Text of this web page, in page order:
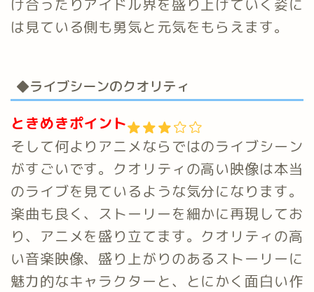
け合ったりアイドル界を盛り上げていく姿に
は見ている側も勇気と元気をもらえます。
◆ライブシーンのクオリティ
ときめきポイント
そして何よりアニメならではのライブシーン
がすごいです。クオリティの高い映像は本当
のライブを見ているような気分になります。
楽曲も良く、ストーリーを細かに再現してお
り、アニメを盛り立てます。クオリティの高
い音楽映像、盛り上がりのあるストーリーに
魅力的なキャラクターと、とにかく面白い作